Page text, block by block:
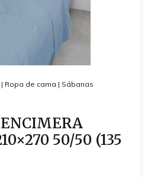
| Ropa de cama | Sábanas
50/50 (135